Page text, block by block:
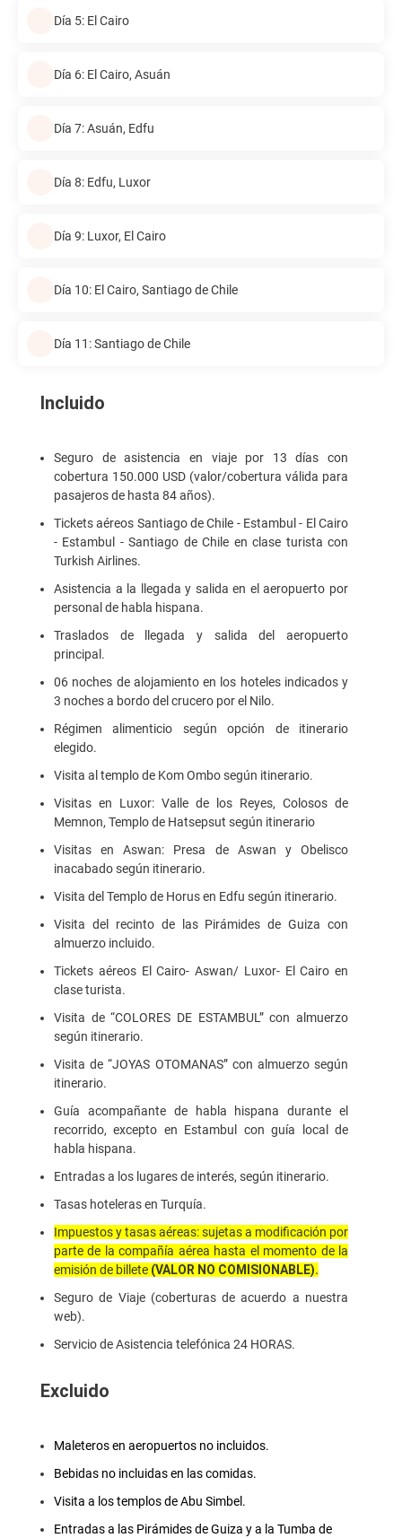
Día 5: El Cairo
Día 6: El Cairo, Asuán
Día 7: Asuán, Edfu
Día 8: Edfu, Luxor
Día 9: Luxor, El Cairo
Día 10: El Cairo, Santiago de Chile
Día 11: Santiago de Chile
Incluido
Seguro de asistencia en viaje por 13 días con
cobertura 150.000 USD (valor/cobertura válida para
pasajeros de hasta 84 años).
Tickets aéreos Santiago de Chile - Estambul - El Cairo
- Estambul - Santiago de Chile en clase turista con
Turkish Airlines.
Asistencia a la llegada y salida en el aeropuerto por
personal de habla hispana.
Traslados de llegada y salida del aeropuerto
principal.
06 noches de alojamiento en los hoteles indicados y
3 noches a bordo del crucero por el Nilo.
Régimen alimenticio según opción de itinerario
elegido.
Visita al templo de Kom Ombo según itinerario.
Visitas en Luxor: Valle de los Reyes, Colosos de
Memnon, Templo de Hatsepsut según itinerario
Visitas en Aswan: Presa de Aswan y Obelisco
inacabado según itinerario.
Visita del Templo de Horus en Edfu según itinerario.
Visita del recinto de las Pirámides de Guiza con
almuerzo incluido.
Tickets aéreos El Cairo- Aswan/ Luxor- El Cairo en
clase turista.
Visita de “COLORES DE ESTAMBUL” con almuerzo
según itinerario.
Visita de “JOYAS OTOMANAS” con almuerzo según
itinerario.
Guía acompañante de habla hispana durante el
recorrido, excepto en Estambul con guía local de
habla hispana.
Entradas a los lugares de interés, según itinerario.
Tasas hoteleras en Turquía.
Impuestos y tasas aéreas: sujetas a modificación por
parte de la compañía aérea hasta el momento de la
emisión de billete (VALOR NO COMISIONABLE).
Seguro de Viaje (coberturas de acuerdo a nuestra
web).
Servicio de Asistencia telefónica 24 HORAS.
Excluido
Maleteros en aeropuertos no incluidos.
Bebidas no incluidas en las comidas.
Visita a los templos de Abu Simbel.
Entradas a las Pirámides de Guiza y a la Tumba de